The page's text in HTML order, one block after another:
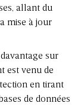
allant du
mise à jour
sur
est venu de
en tirant
de données